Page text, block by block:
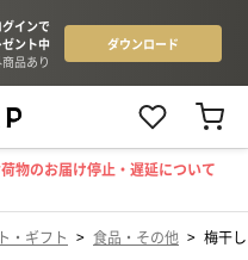
物のお届け停止・遅延について
・ギフト > 食品・その他 > 梅干し